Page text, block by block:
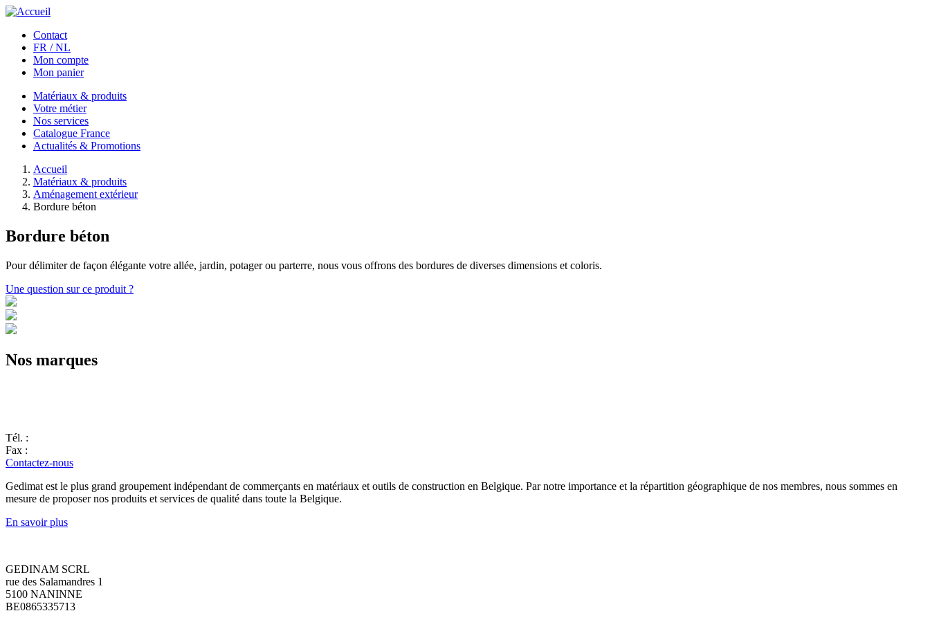
Aller au contenu principal
Contact
FR / NL
Mon compte
Mon panier
Matériaux & produits
Votre métier
Nos services
Catalogue France
Actualités & Promotions
Accueil
Matériaux & produits
Aménagement extérieur
Bordure béton
Bordure béton
Pour délimiter de façon élégante votre allée, jardin, potager ou parterre, nous vous offrons des bordures de diverses dimensions et coloris.
Une question sur ce produit ?
Nos marques
Tél. :
Fax :
Contactez-nous
Gedimat est le plus grand groupement indépendant de commerçants en matériaux et outils de construction en Belgique. Par notre importance et la répartition géographique de nos membres, nous sommes en
mesure de proposer nos produits et services de qualité dans toute la Belgique.
En savoir plus
GEDINAM SCRL
rue des Salamandres 1
5100 NANINNE
BE0865335713